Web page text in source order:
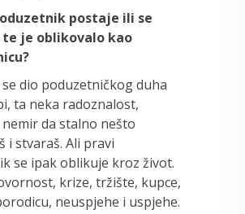
postaje ili se
te je oblikovalo kao
dio poduzetničkog duha
ta neka radoznalost,
da stalno nešto
i stvaraš. Ali pravi
se ipak oblikuje kroz život.
krize, tržište, kupce,
neuspjehe i uspjehe.